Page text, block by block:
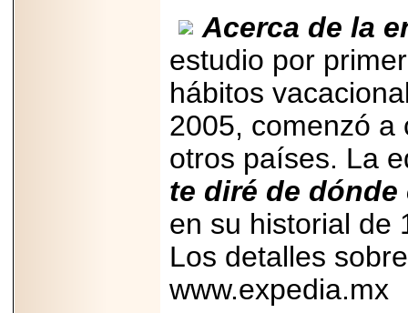
Acerca de la
estudio por
hábitos
2005, comenzó a
otros países. La
te diré de
en su historial de
Los detalles
www.expedia.mx